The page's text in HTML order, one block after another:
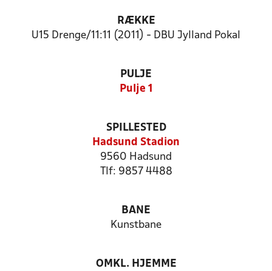
RÆKKE
U15 Drenge/11:11 (2011) - DBU Jylland Pokal
PULJE
Pulje 1
SPILLESTED
Hadsund Stadion
9560 Hadsund
Tlf: 9857 4488
BANE
Kunstbane
OMKL. HJEMME